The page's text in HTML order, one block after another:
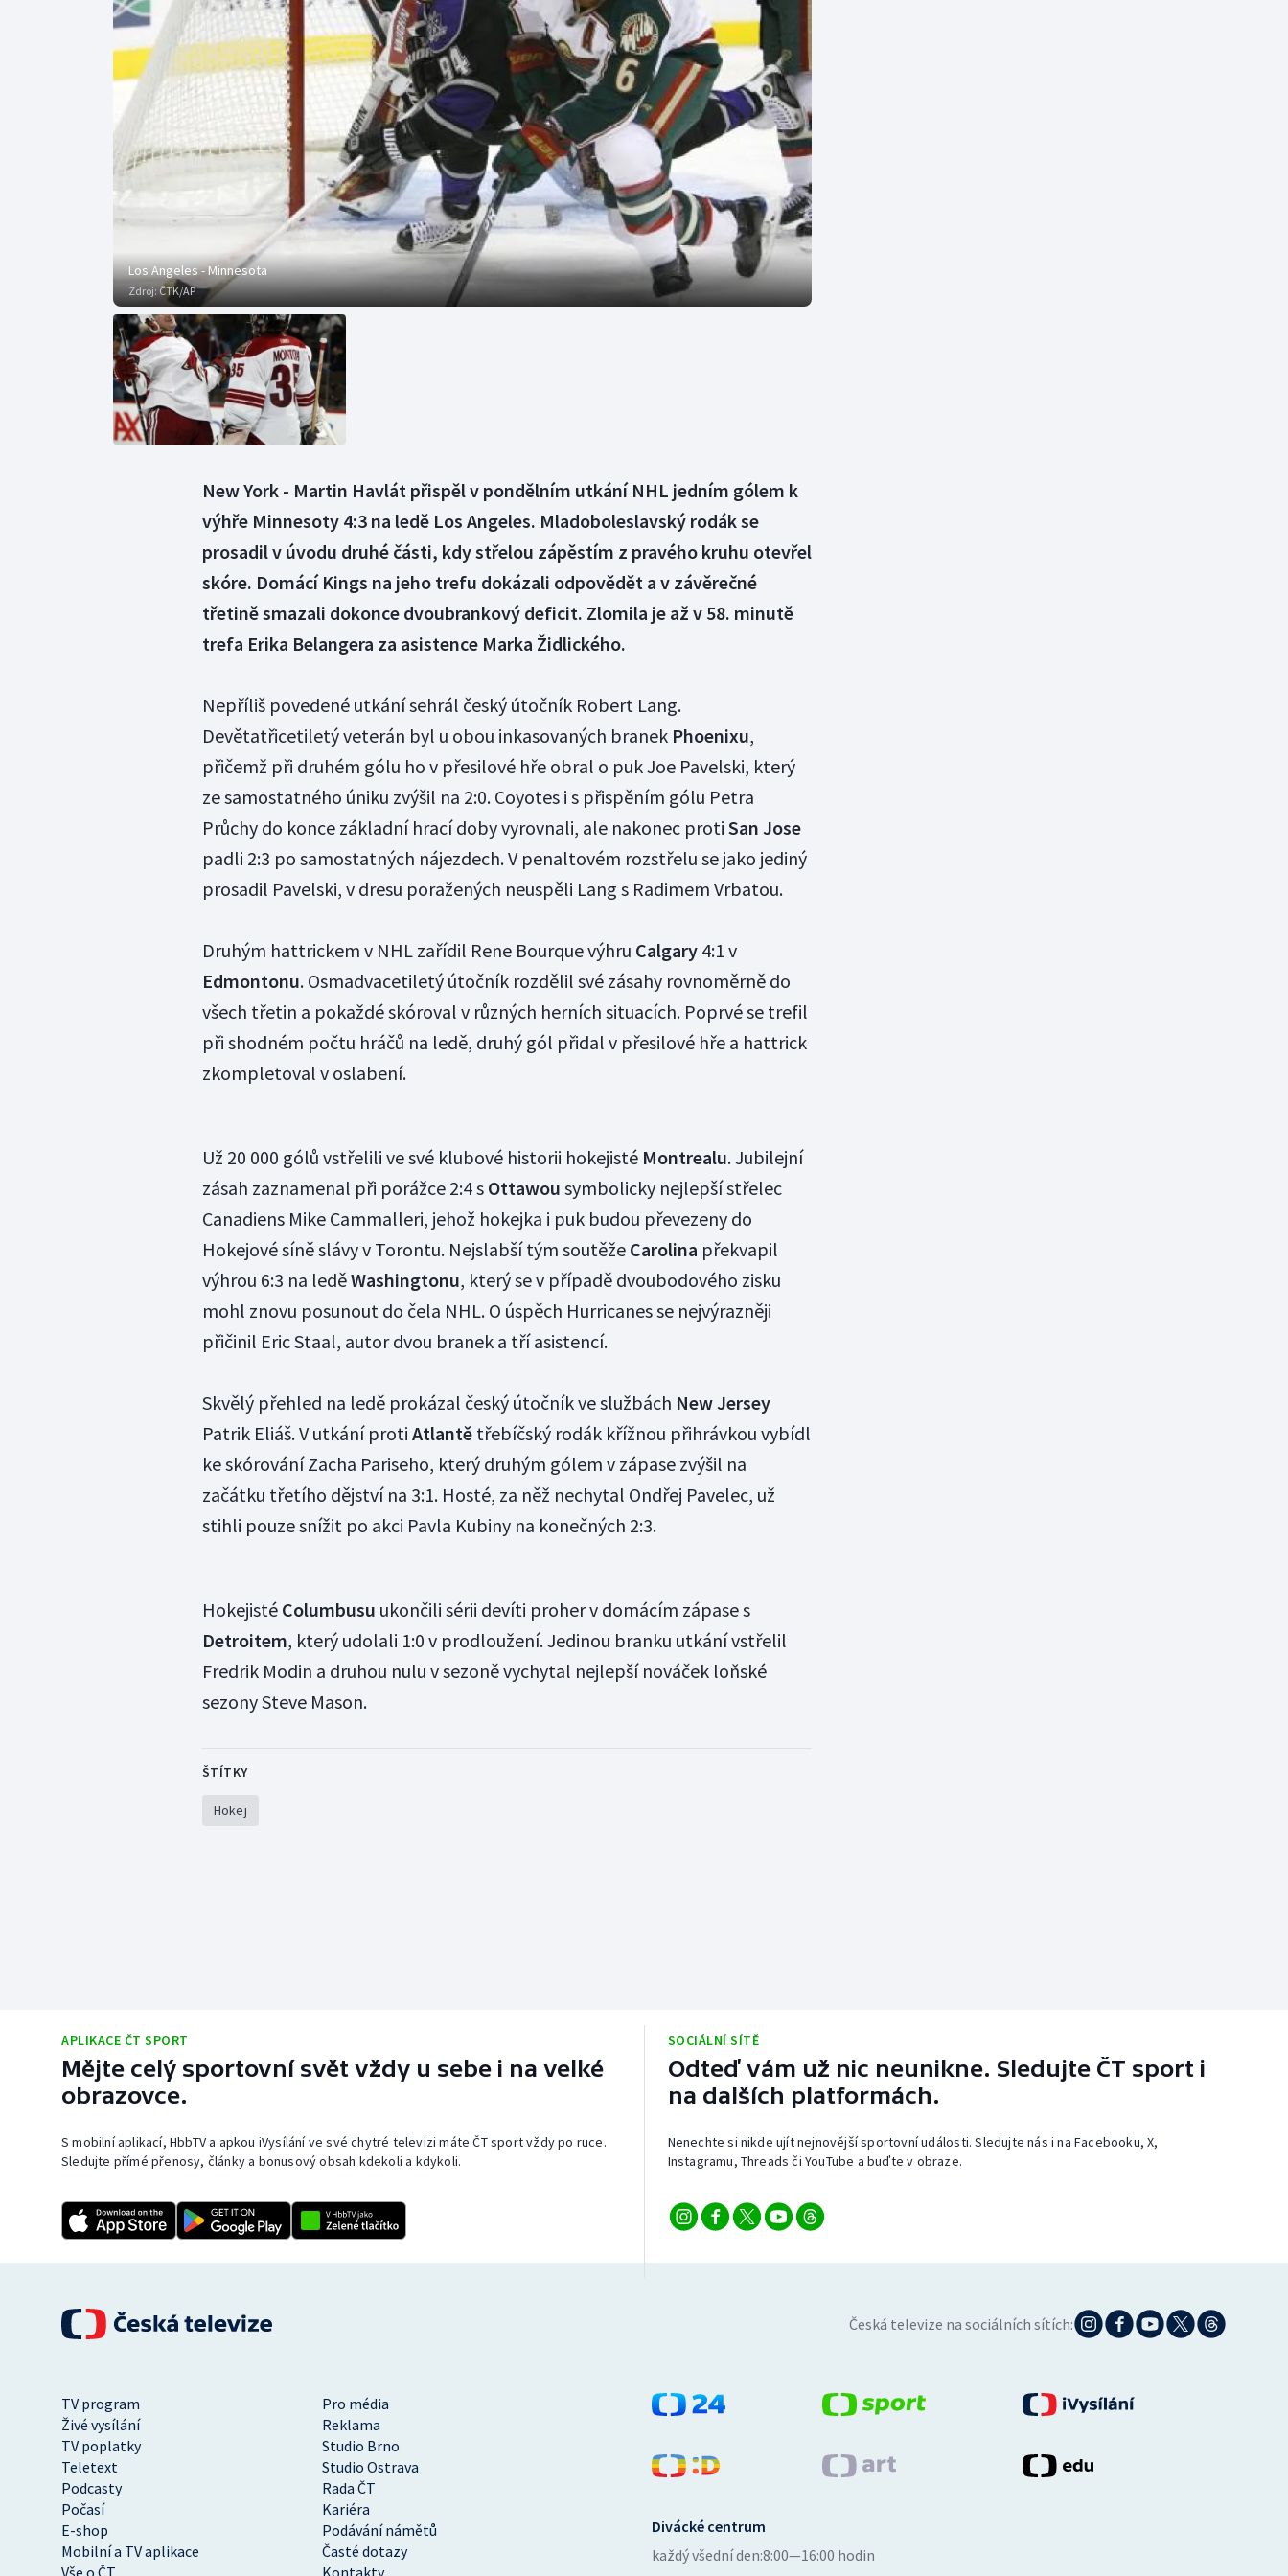
Curling
Dostihy
Futsal
Golf
Gymnastika
Moderní pětiboj
Motorsport
Olympijské hry
Parasport
Plavání
Plážový volejbal
Triatlon
Veslování
Vodní slalom
Volejbal
Ostatní
Los Angeles - Minnesota
Zdroj:ČTK/AP
New York - Martin Havlát přispěl v pondělním utkání NHL jedním gólem k
výhře Minnesoty 4:3 na ledě Los Angeles. Mladoboleslavský rodák se
prosadil v úvodu druhé části, kdy střelou zápěstím z pravého kruhu otevřel
skóre. Domácí Kings na jeho trefu dokázali odpovědět a v závěrečné
třetině smazali dokonce dvoubrankový deficit. Zlomila je až v 58. minutě
trefa Erika Belangera za asistence Marka Židlického.
Nepříliš povedené utkání sehrál český útočník Robert Lang.
Devětatřicetiletý veterán byl u obou inkasovaných branek Phoenixu,
přičemž při druhém gólu ho v přesilové hře obral o puk Joe Pavelski, který
ze samostatného úniku zvýšil na 2:0. Coyotes i s přispěním gólu Petra
Průchy do konce základní hrací doby vyrovnali, ale nakonec proti San Jose
padli 2:3 po samostatných nájezdech. V penaltovém rozstřelu se jako jediný
prosadil Pavelski, v dresu poražených neuspěli Lang s Radimem Vrbatou.
Druhým hattrickem v NHL zařídil Rene Bourque výhru Calgary4:1 v
Edmontonu. Osmadvacetiletý útočník rozdělil své zásahy rovnoměrně do
všech třetin a pokaždé skóroval v různých herních situacích. Poprvé se trefil
při shodném počtu hráčů na ledě, druhý gól přidal v přesilové hře a hattrick
zkompletoval v oslabení.
Už 20 000 gólů vstřelili ve své klubové historii hokejisté Montrealu. Jubilejní
zásah zaznamenal při porážce 2:4 s Ottawou symbolicky nejlepší střelec
Canadiens Mike Cammalleri, jehož hokejka i puk budou převezeny do
Hokejové síně slávy v Torontu. Nejslabší tým soutěže Carolina překvapil
výhrou 6:3 na leděWashingtonu, který se v případě dvoubodového zisku
mohl znovu posunout do čela NHL. O úspěch Hurricanes se nejvýrazněji
přičinil Eric Staal, autor dvou branek a tří asistencí.
Skvělý přehled na ledě prokázal český útočník ve službách New Jersey
Patrik Eliáš. V utkání proti Atlantětřebíčský rodák křížnou přihrávkou vybídl
ke skórování Zacha Pariseho, který druhým gólem v zápase zvýšil na
začátku třetího dějství na 3:1. Hosté, za něž nechytal Ondřej Pavelec, už
stihli pouze snížit po akci Pavla Kubiny na konečných 2:3.
Hokejisté Columbusu ukončili sérii devíti proher v domácím zápase s
Detroitem, který udolali 1:0 v prodloužení. Jedinou branku utkání vstřelil
Fredrik Modin a druhou nulu v sezoně vychytal nejlepší nováček loňské
sezony Steve Mason.
ŠTÍTKY
Hokej
APLIKACE ČT SPORT
Mějte celý sportovní svět vždy u sebe i na velké
obrazovce.
S mobilní aplikací, HbbTV a apkou iVysílání ve své chytré televizi máte ČT sport vždy po ruce.
Sledujte přímé přenosy, články a bonusový obsah kdekoli a kdykoli.
SOCIÁLNÍ SÍTĚ
Odteď vám už nic neunikne. Sledujte ČT sport i
na dalších platformách.
Nenechte si nikde ujít nejnovější sportovní události. Sledujte nás i na Facebooku, X,
Instagramu, Threads či YouTube a buďte v obraze.
Česká televize na sociálních sítích:
TV program
Pro média
Živé vysílání
Reklama
TV poplatky
Studio Brno
Teletext
Studio Ostrava
Podcasty
Rada ČT
Počasí
Kariéra
E-shop
Podávání námětů
Mobilní a TV aplikace
Časté dotazy
Vše o ČT
Kontakty
Divácké centrum
každý všední den:8:00—16:00 hodin